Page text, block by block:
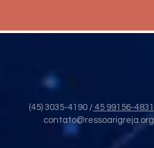
(45) 3035-4190 / 45 99156-4831
contato@ressoarigreja.org